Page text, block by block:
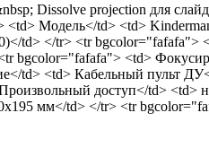
Dissolve projection для
Модель</td> <td>
td> </tr> <tr bgcolor="fafafa">
bgcolor="fafafa"> <td>
td> <td> Кабельный пульт
доступ</td> <td>
мм</td> </tr> <tr